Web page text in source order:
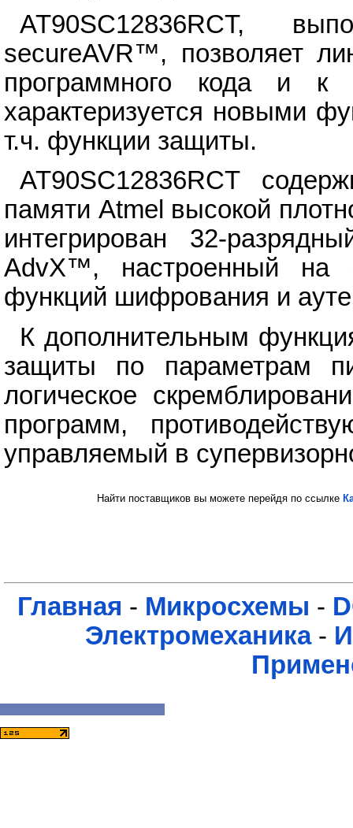
AT90SC12836RCT,
secureAVR™, позволяет
программного кода и
характеризуется новыми
т.ч. функции защиты.
AT90SC12836RCT
памяти Atmel высокой
интегрирован 32-
AdvX™, настроенный на
функций шифрования и
К дополнительным
защиты по параметрам
логическое
программ,
управляемый в
Найти поставщиков вы можете перейдя по ссылке
Главная - Микросхемы -
Электромеханика-